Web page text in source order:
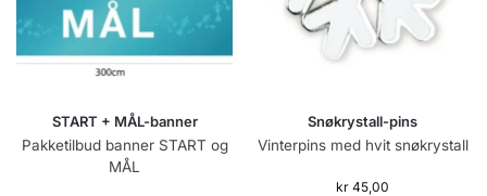
START + MÅL-banner
Pakketilbud banner START og
MÅL
Snøkrystall-pins
Vinterpins med hvit snøkrystall
kr 45,00